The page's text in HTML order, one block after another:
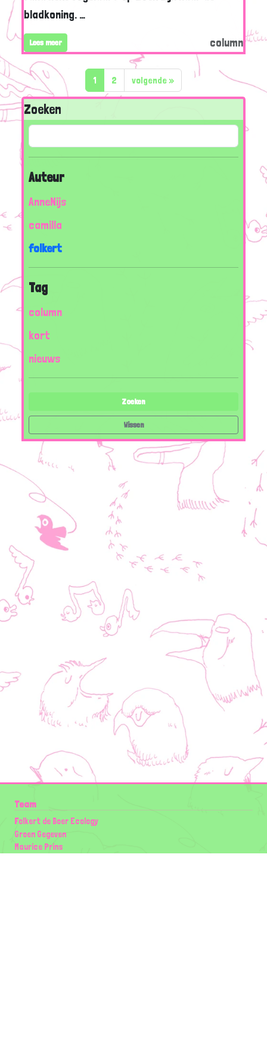
bladkoning. …
Lees meer column
1 2 volgende»
Zoeken
Auteur
AnneNijs
camilla
folkert
Tag
column
kort
nieuws
Zoeken
Wissen
Team
Folkert de Boer Ecology
Groen Gegeven
Maurice Prins